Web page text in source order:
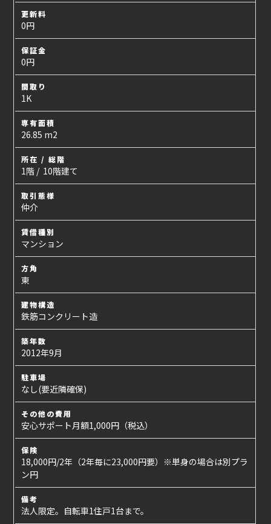
更新料
0円
保証金
0円
間取り
1K
専有面積
26.85 m2
所在 / 総階
1階 / 10階建て
取引態様
仲介
賃借種別
マンション
方角
東
建物構造
鉄筋コンクリート造
築年数
2012年9月
駐車場
なし(要近隣確保)
その他の費用
安心サポート月額1,000円（税込）
保険
18,000円/2年（2年毎に23,000円要）※単身の場合は別プラ
ン円
備考
法人限定。自転車1住戸1台まで。